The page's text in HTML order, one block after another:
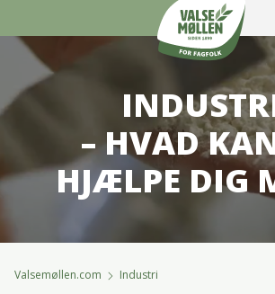
– HVAD
HJÆLPE DIG
Valsemøllen.com Industri